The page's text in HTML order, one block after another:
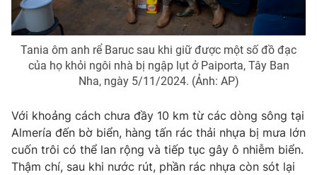
VTV Money VTV Thể thao
VTV Sức khoẻ Bất động sản
Thị trường 24h Tấm lòng Việt
VTV4 Vươn mình bằng AI
Tania ôm anh rể Baruc sau khi giữ được một số đồ đạc
của họ khỏi ngôi nhà bị ngập lụt ở Paiporta, Tây Ban
Nha, ngày 5/11/2024. (Ảnh: AP)
Với khoảng cách chưa đầy 10 km từ các dòng sông tại
Almería đến bờ biển, hàng tấn rác thải nhựa bị mưa lớn
cuốn trôi có thể lan rộng và tiếp tục gây ô nhiễm biển.
Thậm chí, sau khi nước rút, phần rác nhựa còn sót lại